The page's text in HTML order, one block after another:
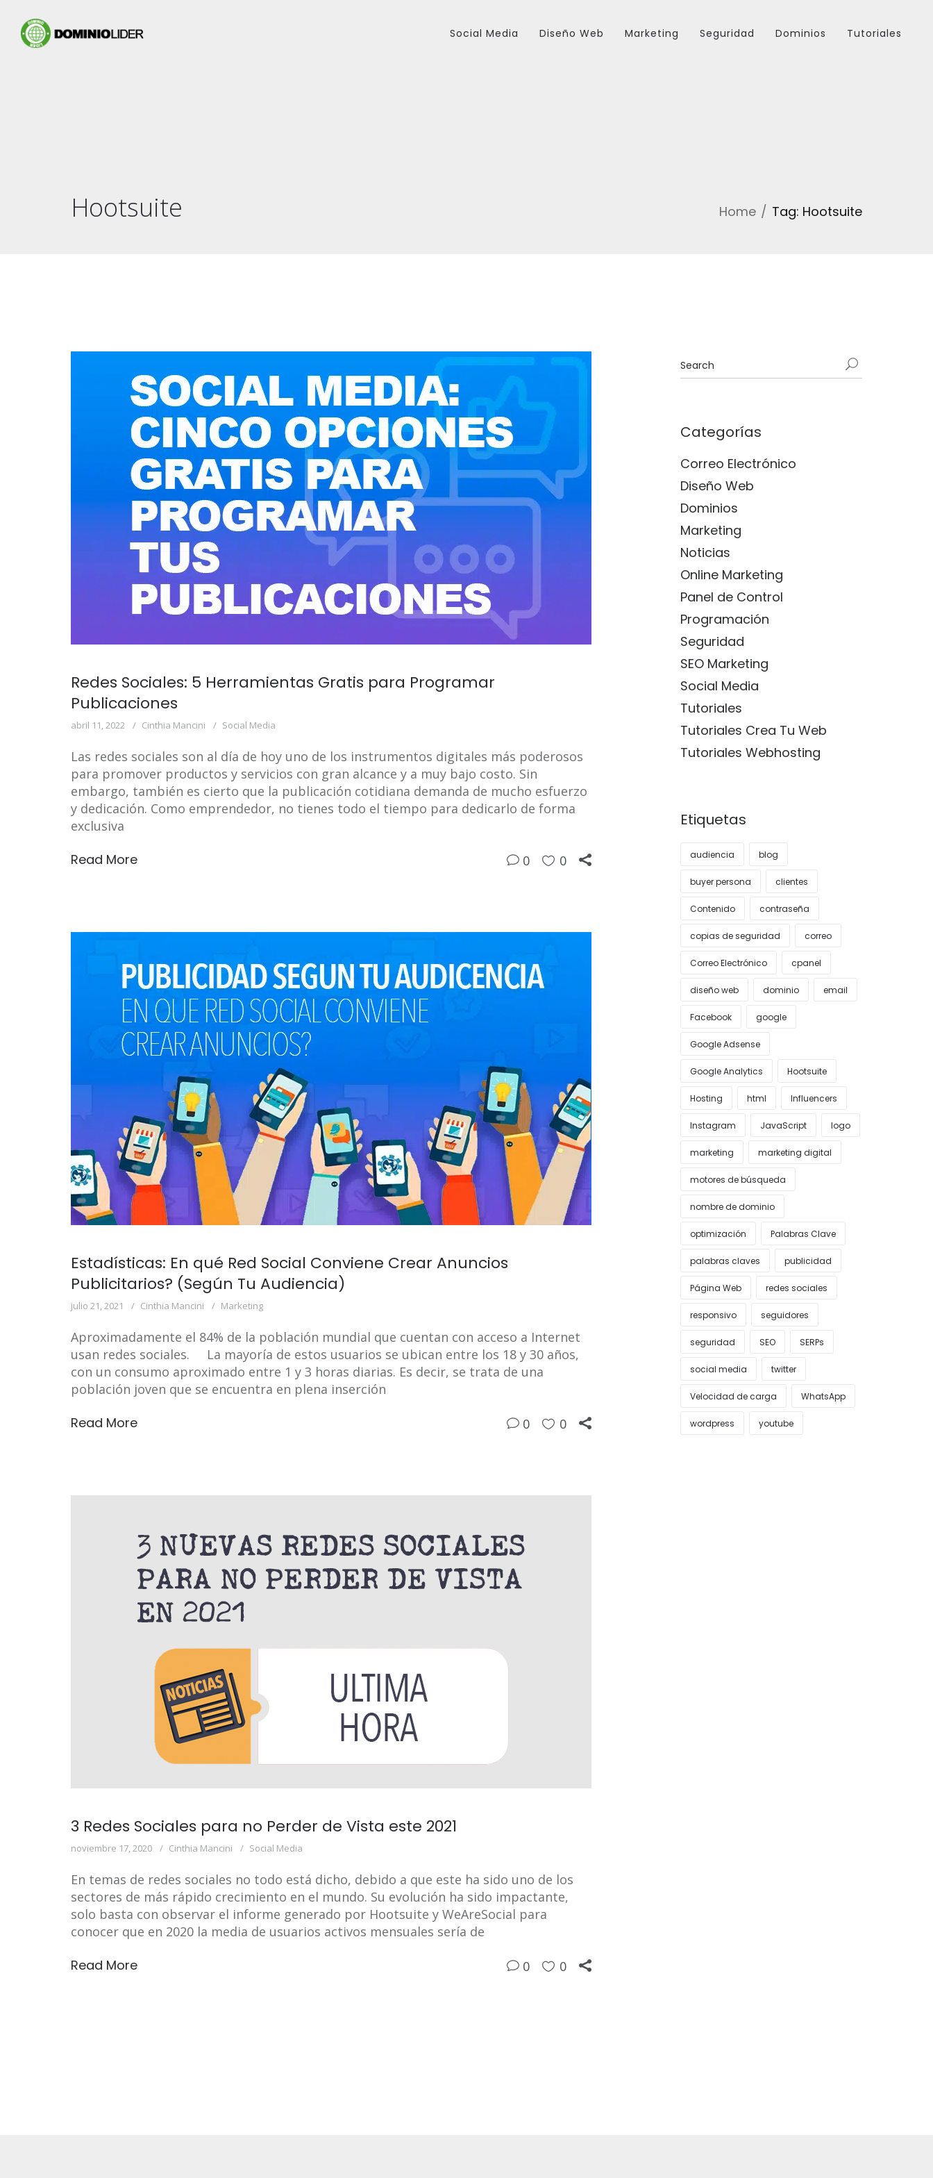
Social Media Diseño Web Marketing Seguridad Dominios Tutoriales
Hootsuite Home Tag: Hootsuite
Redes Sociales: 5 Herramientas Gratis para Programar
Publicaciones
abril 11, 2022 Cinthia Mancini Social Media
Las redes sociales son al día de hoy uno de los instrumentos digitales más poderosos
para promover productos y servicios con gran alcance y a muy bajo costo. Sin
embargo, también es cierto que la publicación cotidiana demanda de mucho esfuerzo
y dedicación. Como emprendedor, no tienes todo el tiempo para dedicarlo de forma
exclusiva
Read More 0 0
Estadísticas: En qué Red Social Conviene Crear Anuncios
Publicitarios? (Según Tu Audiencia)
julio 21, 2021 Cinthia Mancini Marketing
Aproximadamente el 84% de la población mundial que cuentan con acceso a Internet
usan redes sociales. La mayoría de estos usuarios se ubican entre los 18 y 30 años,
con un consumo aproximado entre 1 y 3 horas diarias. Es decir, se trata de una
población joven que se encuentra en plena inserción
Read More 0 0
3 Redes Sociales para no Perder de Vista este 2021
noviembre 17, 2020 Cinthia Mancini Social Media
En temas de redes sociales no todo está dicho, debido a que este ha sido uno de los
sectores de más rápido crecimiento en el mundo. Su evolución ha sido impactante,
solo basta con observar el informe generado por Hootsuite y WeAreSocial para
conocer que en 2020 la media de usuarios activos mensuales sería de
Read More 0 0
Categorías
Correo Electrónico
Diseño Web
Dominios
Marketing
Noticias
Online Marketing
Panel de Control
Programación
Seguridad
SEO Marketing
Social Media
Tutoriales
Tutoriales Crea Tu Web
Tutoriales Webhosting
Etiquetas
audiencia blog
buyer persona clientes
Contenido contraseña
copias de seguridad correo
Correo Electrónico cpanel
diseño web dominio email
Facebook google
Google Adsense
Google Analytics Hootsuite
Hosting html Influencers
Instagram JavaScript logo
marketing marketing digital
motores de búsqueda
nombre de dominio
optimización Palabras Clave
palabras claves publicidad
Página Web redes sociales
responsivo seguidores
seguridad SEO SERPs
social media twitter
Velocidad de carga WhatsApp
wordpress youtube